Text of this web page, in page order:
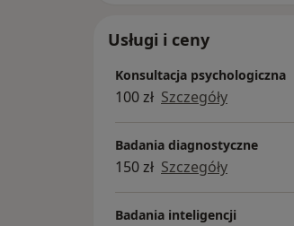
Usługi i ceny
Konsultacja psychologiczna
100 zł Szczegóły
Badania diagnostyczne
150 zł Szczegóły
Badania inteligencji